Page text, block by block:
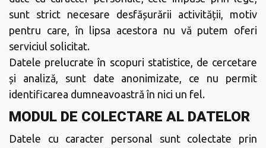
sunt strict necesare desfășurării activității, motiv
pentru care, în lipsa acestora nu vă putem oferi
serviciul solicitat.
Datele prelucrate în scopuri statistice, de cercetare
și analiză, sunt date anonimizate, ce nu permit
identificarea dumneavoastră în nici un fel.
MODUL DE COLECTARE AL DATELOR
Datele cu caracter personal sunt colectate prin